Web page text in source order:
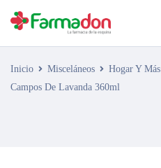
Inicio Misceláneos Hogar Y Más
Campos De Lavanda 360ml